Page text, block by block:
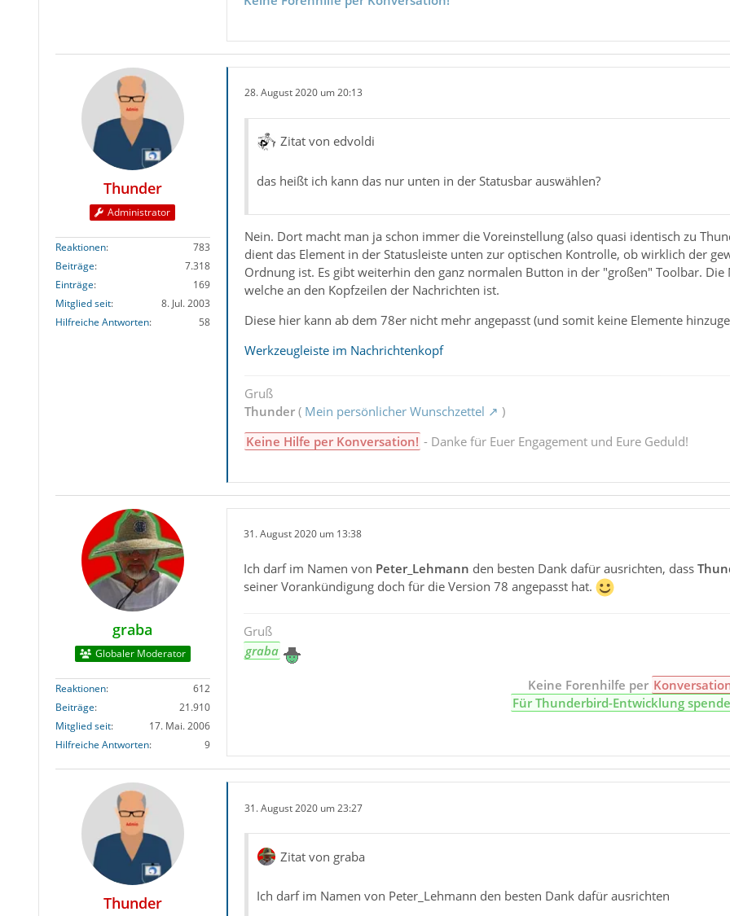
Thunder
Administrator
Reaktionen
783
Beiträge
7.318
Einträge
169
Mitglied seit
8. Jul. 2003
Hilfreiche Antworten
58
28. August 2020 um 20:13
Zitat von edvoldi
das heißt ich kann das nur unten in der Statusbar auswählen?
Nein. Dort macht man ja schon immer die Voreinstellung (also quasi identisch zu
dient das Element in der Statusleiste unten zur optischen Kontrolle, ob wirklich der
Ordnung ist. Es gibt weiterhin den ganz normalen Button in der "großen" Toolbar.
welche an den Kopfzeilen der Nachrichten ist.
Diese hier kann ab dem 78er nicht mehr angepasst (und somit keine Elemente
Werkzeugleiste im Nachrichtenkopf
Gruß
Thunder( Mein persönlicher Wunschzettel
)
Keine Hilfe per Konversation! - Danke für Euer Engagement und Eure Geduld!
graba
Globaler Moderator
Reaktionen
612
Beiträge
21.910
Mitglied seit
17. Mai. 2006
Hilfreiche Antworten
9
31. August 2020 um 13:38
Ich darf im Namen von Peter_Lehmann den besten Dank dafür ausrichten, dass
seiner Vorankündigung doch für die Version 78 angepasst hat.
Gruß
graba
Keine Forenhilfe per
Für Thunderbird-Entwicklung
Thunder
31. August 2020 um 23:27
Zitat von graba
Ich darf im Namen von Peter_Lehmann den besten Dank dafür ausrichten